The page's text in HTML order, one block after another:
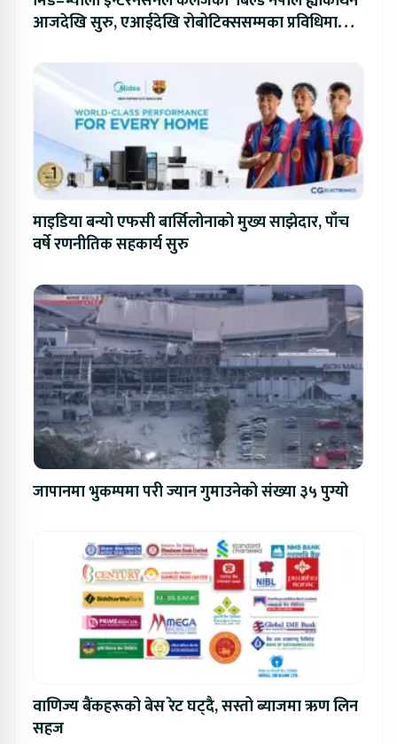
आजदेखि सुरु, एआईदेखि रोबोटिक्ससम्मका प्रविधिमा
माइडिया बन्यो एफसी बार्सिलोनाको मुख्य साझेदार, पाँच
वर्षे रणनीतिक सहकार्य सुरु
जापानमा भुकम्पमा परी ज्यान गुमाउनेको संख्या ३५ पुग्यो
वाणिज्य बैंकहरूको बेस रेट घट्दै, सस्तो ब्याजमा ऋण लिन
सहज